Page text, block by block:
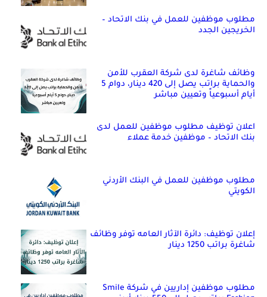
مطلوب موظفين للعمل في بنك الاتحاد –
الخريجين الجدد
وظائف شاغرة لدى شركة العقرب للأمن
والحماية براتب يصل إلى 420 دينار، دوام 5
أيام أسبوعياً وتعيين مباشر
اعلان توظيف مطلوب موظفين للعمل لدى
بنك الاتحاد – موظفين خدمة عملاء
مطلوب موظفين للعمل في البنك الأردني
الكويتي
إعلان توظيف: دائرة الآثار العامه توفر وظائف
شاغرة براتب 1250 دينار
مطلوب موظفين إداريين في شركة Smile